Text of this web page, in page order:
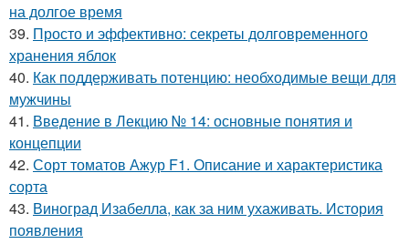
на долгое время
39. Просто и эффективно: секреты долговременного
хранения яблок
40. Как поддерживать потенцию: необходимые вещи для
мужчины
41. Введение в Лекцию № 14: основные понятия и
концепции
42. Сорт томатов Ажур F1. Описание и характеристика
сорта
43. Виноград Изабелла, как за ним ухаживать. История
появления